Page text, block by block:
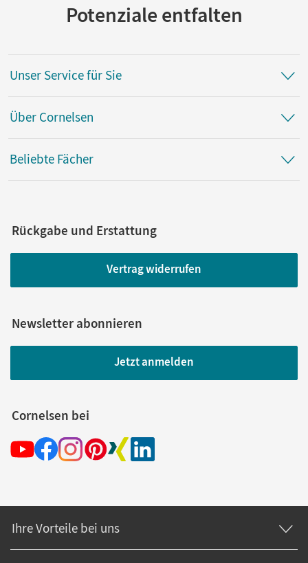
Potenziale entfalten
Unser Service für Sie
Über Cornelsen
Beliebte Fächer
Rückgabe und Erstattung
Vertrag widerrufen
Newsletter abonnieren
Jetzt anmelden
Cornelsen bei
Ihre Vorteile bei uns